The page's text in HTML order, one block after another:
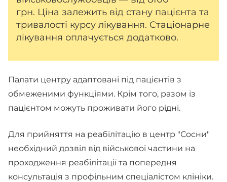
грн. Ціна залежить від стану пацієнта та
тривалості курсу лікування. Стаціонарне
лікування оплачується додатково.
Палати центру адаптовані під пацієнтів з
обмеженими функціями. Крім того, разом із
пацієнтом можуть проживати його рідні.
Для прийняття на реабілітацію в центр "Сосни"
необхідний дозвіл від військової частини на
проходження реабілітації та попередня
консультація з профільним спеціалістом клініки.